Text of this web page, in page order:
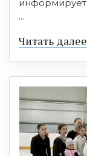
...
Читать далее